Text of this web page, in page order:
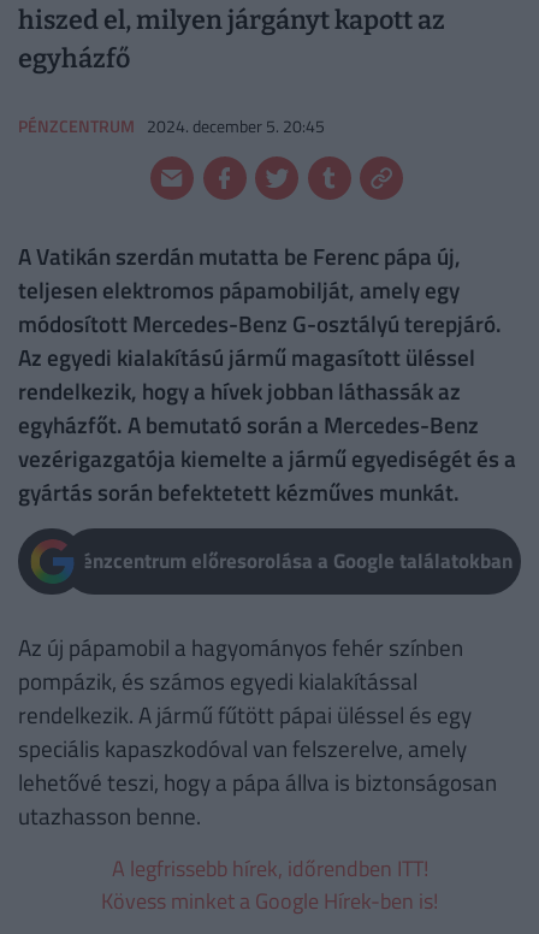
hiszed el, milyen járgányt kapott az
egyházfő
PÉNZCENTRUM 2024. december 5. 20:45
A Vatikán szerdán mutatta be Ferenc pápa új,
teljesen elektromos pápamobilját, amely egy
módosított Mercedes-Benz G-osztályú terepjáró.
Az egyedi kialakítású jármű magasított üléssel
rendelkezik, hogy a hívek jobban láthassák az
egyházfőt. A bemutató során a Mercedes-Benz
vezérigazgatója kiemelte a jármű egyediségét és a
gyártás során befektetett kézműves munkát.
Pénzcentrum előresorolása a Google találatokban
Az új pápamobil a hagyományos fehér színben
pompázik, és számos egyedi kialakítással
rendelkezik. A jármű fűtött pápai üléssel és egy
speciális kapaszkodóval van felszerelve, amely
lehetővé teszi, hogy a pápa állva is biztonságosan
utazhasson benne.
A legfrissebb hírek, időrendben ITT!
Kövess minket a Google Hírek-ben is!